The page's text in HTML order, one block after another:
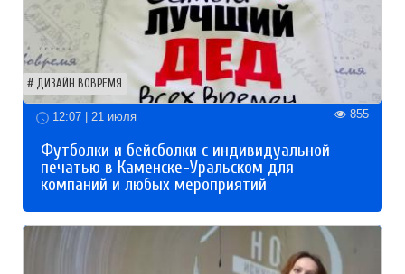
ДИЗАЙН ВОВРЕМЯ
12:07 | 21 июля 855
Футболки и бейсболки с индивидуальной
печатью в Каменске-Уральском для
компаний и любых мероприятий